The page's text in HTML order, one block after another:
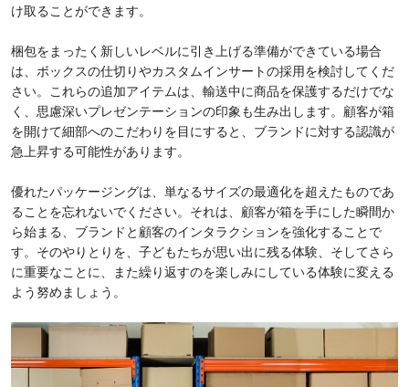
け取ることができます。
梱包をまったく新しいレベルに引き上げる準備ができている場合
は、ボックスの仕切りやカスタムインサートの採用を検討してくだ
さい。これらの追加アイテムは、輸送中に商品を保護するだけでな
く、思慮深いプレゼンテーションの印象も生み出します。顧客が箱
を開けて細部へのこだわりを目にすると、ブランドに対する認識が
急上昇する可能性があります。
優れたパッケージングは​​、単なるサイズの最適化を超えたものであ
ることを忘れないでください。それは、顧客が箱を手にした瞬間か
ら始まる、ブランドと顧客のインタラクションを強化することで
す。そのやりとりを、子どもたちが思い出に残る体験、そしてさら
に重要なことに、また繰り返すのを楽しみにしている体験に変える
よう努めましょう。